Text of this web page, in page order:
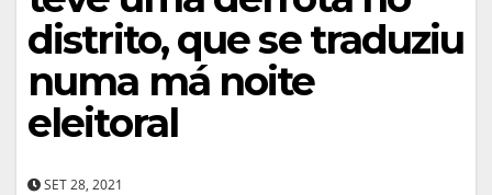
distrito, que se traduziu
numa má noite
eleitoral
SET 28, 2021